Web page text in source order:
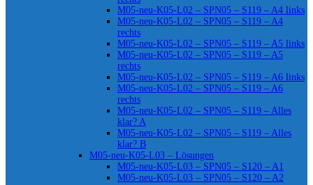
M05-neu-K05-L02 – SPN05 – S119 – A4 links
M05-neu-K05-L02 – SPN05 – S119 – A4
rechts
M05-neu-K05-L02 – SPN05 – S119 – A5 links
M05-neu-K05-L02 – SPN05 – S119 – A5
rechts
M05-neu-K05-L02 – SPN05 – S119 – A6 links
M05-neu-K05-L02 – SPN05 – S119 – A6
rechts
M05-neu-K05-L02 – SPN05 – S119 – Alles
klar? A
M05-neu-K05-L02 – SPN05 – S119 – Alles
klar? B
M05-neu-K05-L03 – Lösungen
M05-neu-K05-L03 – SPN05 – S120 – A1
M05-neu-K05-L03 – SPN05 – S120 – A2